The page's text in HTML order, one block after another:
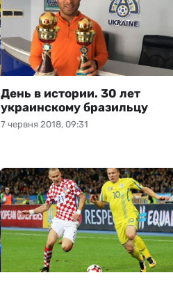
7 червня 2018, 09:31
День в истории. 30 лет
украинскому бразильцу